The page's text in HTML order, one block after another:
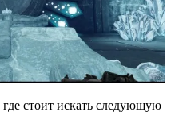
стоит искать следующую